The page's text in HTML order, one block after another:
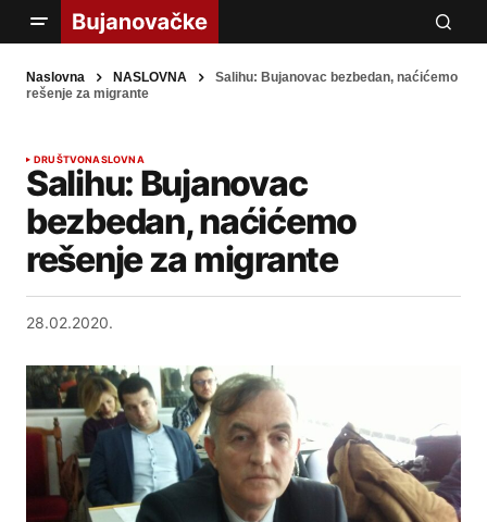
Naslovna NASLOVNA
Salihu: Bujanovac bezbedan, naćićemo
rešenje za migrante
DRUŠTVONASLOVNA
Salihu: Bujanovac
bezbedan, naćićemo
rešenje za migrante
28.02.2020.